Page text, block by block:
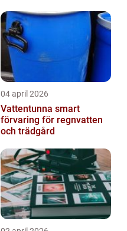
04 april 2026
Vattentunna smart
förvaring för regnvatten
och trädgård